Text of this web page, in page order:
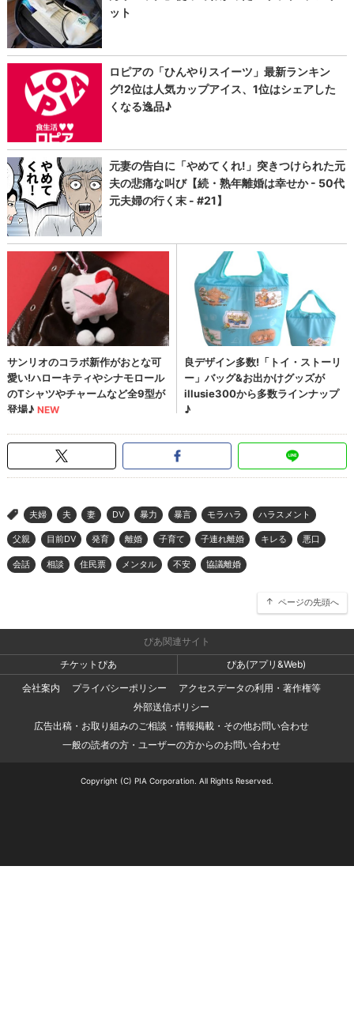
> 夫婦 夫 妻 DV 暴力 暴言 モラハラ ハラスメント
父親 目前DV 発育 離婚 子育て 子連れ離婚 キレる 悪口
会話 相談 住民票 メンタル 不安 協議離婚
ページの先頭へ
ぴあ関連サイト
チケットぴあ
ぴあ(アプリ&Web)
会社案内
プライバシーポリシー
アクセスデータの利用・著作権等
外部送信ポリシー
広告出稿・お取り組みのご相談・情報掲載・その他お問い合わせ
一般の読者の方・ユーザーの方からのお問い合わせ
Copyright (C) PIA Corporation. All Rights Reserved.